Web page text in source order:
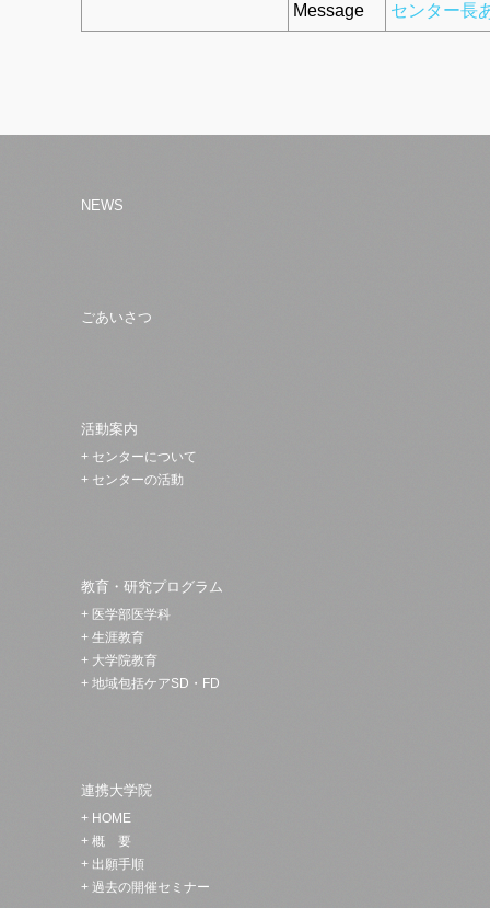
Message センター長
NEWS
ごあいさつ
活動案内
+ センターについて
+ センターの活動
教育・研究プログラム
+ 医学部医学科
+ 生涯教育
+ 大学院教育
+ 地域包括ケアSD・FD
連携大学院
+ HOME
+ 概 要
+ 出願手順
+ 過去の開催セミナー